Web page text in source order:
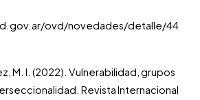
ovd/novedades/detalle/44
M. I. (2022). Vulnerabilidad, grupos
Revista Internacional